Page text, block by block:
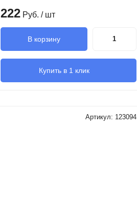
222 Руб. / шт
В корзину
Купить в 1 клик
Артикул: 123094